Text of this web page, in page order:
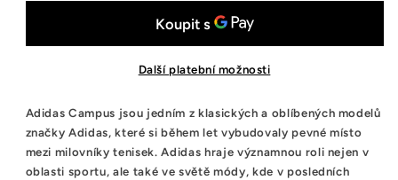
Green
Dark
Green
White
Další platební možnosti
Adidas Campus jsou jedním z klasických a oblíbených modelů
značky Adidas, které si během let vybudovaly pevné místo
mezi milovníky tenisek. Adidas hraje významnou roli nejen v
oblasti sportu, ale také ve světě módy, kde v posledních